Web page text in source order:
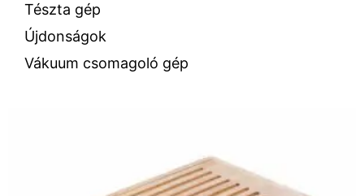
Tészta gép
Újdonságok
Vákuum csomagoló gép